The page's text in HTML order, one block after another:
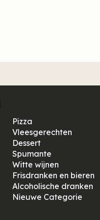
Pizza
Vleesgerechten
Dessert
Spumante
Witte wijnen
Frisdranken en bieren
Alcoholische dranken
Nieuwe Categorie